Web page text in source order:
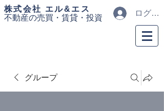
​株式会社 エル&エス
不動産の売買・ 賃貸・投資
ログイン
グループ